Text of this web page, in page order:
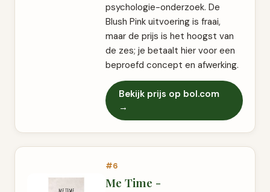
psychologie-onderzoek. De
Blush Pink uitvoering is fraai,
maar de prijs is het hoogst van
de zes; je betaalt hier voor een
beproefd concept en afwerking.
Bekijk prijs op bol.com
→
#6
Me Time -